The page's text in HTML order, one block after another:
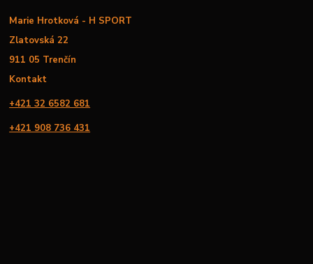
Marie Hrotková - H SPORT
Zlatovská 22
911 05 Trenčín
Kontakt
+421 32 6582 681
+421 908 736 431